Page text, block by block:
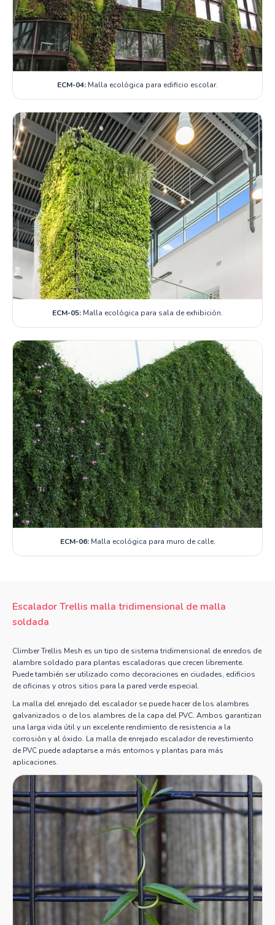
ECM-04: Malla ecológica para edificio escolar.
ECM-05: Malla ecológica para sala de exhibición.
ECM-06:Malla ecológica para muro de calle.
Escalador Trellis malla tridimensional de malla
soldada
Climber Trellis Mesh es un tipo de sistema tridimensional de enredos de
alambre soldado para plantas escaladoras que crecen libremente.
Puede también ser utilizado como decoraciones en ciudades, edificios
de oficinas y otros sitios para la pared verde especial.
La malla del enrejado del escalador se puede hacer de los alambres
galvanizados o de los alambres de la capa del PVC. Ambos garantizan
una larga vida útil y un excelente rendimiento de resistencia a la
corrosión y al óxido. La malla de enrejado escalador de revestimiento
de PVC puede adaptarse a más entornos y plantas para más
aplicaciones.